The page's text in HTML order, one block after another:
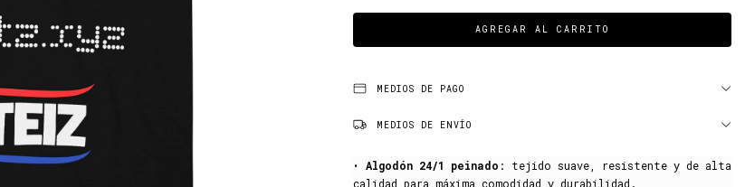
MEDIOS DE PAGO
MEDIOS DE ENVÍO
• Algodón 24/1 peinado : tejido suave, resistente y de alta
calidad para máxima comodidad y durabilidad.